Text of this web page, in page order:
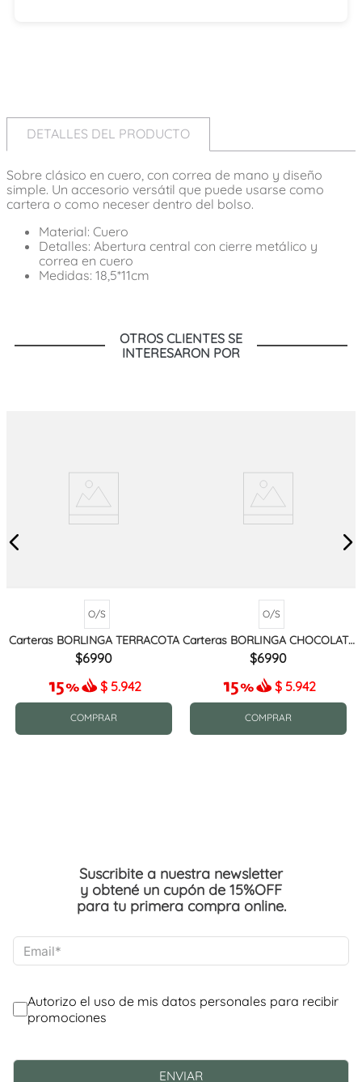
DETALLES DEL PRODUCTO
Sobre clásico en cuero, con correa de mano y diseño
simple. Un accesorio versátil que puede usarse como
cartera o como neceser dentro del bolso.
Material: Cuero
Detalles: Abertura central con cierre metálico y
correa en cuero
Medidas: 18,5*11cm
OTROS CLIENTES SE
INTERESARON POR
O/S
Carteras BORLINGA TERRACOTA
6990
$ 5.942
COMPRAR
O/S
Carteras BORLINGA CHOCOLATE
MIX
6990
$ 5.942
COMPRAR
Suscribite a nuestra newsletter
y obtené un cupón de 15%OFF
para tu primera compra online.